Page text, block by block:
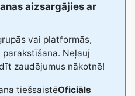
aizsargājies ar
vai platformās,
Neļauj
zaudējumus nākotnē!
tiešsaistēOficiāls